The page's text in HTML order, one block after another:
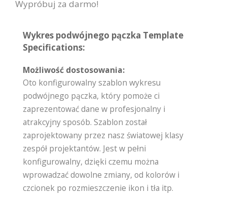
Wypróbuj za darmo!
Wykres podwójnego pączka Template
Specifications:
Możliwość dostosowania:
Oto konfigurowalny szablon wykresu
podwójnego pączka, który pomoże ci
zaprezentować dane w profesjonalny i
atrakcyjny sposób. Szablon został
zaprojektowany przez nasz światowej klasy
zespół projektantów. Jest w pełni
konfigurowalny, dzięki czemu można
wprowadzać dowolne zmiany, od kolorów i
czcionek po rozmieszczenie ikon i tła itp.